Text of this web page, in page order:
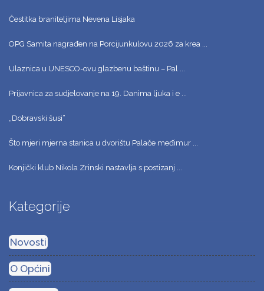
Čestitka braniteljima Nevena Lisjaka
OPG Samita nagrađen na Porcijunkulovu 2026 za krea ...
Ulaznica u UNESCO-ovu glazbenu baštinu – Pal ...
Prijavnica za sudjelovanje na 19. Danima ljuka i e ...
„Dobravski šusi“
Što mjeri mjerna stanica u dvorištu Palače međimur ...
Konjički klub Nikola Zrinski nastavlja s postizanj ...
Kategorije
Novosti
O Općini